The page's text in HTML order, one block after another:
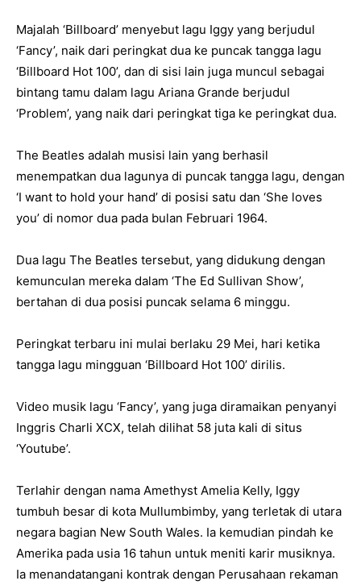
Majalah ‘Billboard’ menyebut lagu Iggy yang berjudul
‘Fancy’, naik dari peringkat dua ke puncak tangga lagu
‘Billboard Hot 100’, dan di sisi lain juga muncul sebagai
bintang tamu dalam lagu Ariana Grande berjudul
‘Problem’, yang naik dari peringkat tiga ke peringkat dua.
The Beatles adalah musisi lain yang berhasil
menempatkan dua lagunya di puncak tangga lagu, dengan
‘I want to hold your hand’ di posisi satu dan ‘She loves
you’ di nomor dua pada bulan Februari 1964.
Dua lagu The Beatles tersebut, yang didukung dengan
kemunculan mereka dalam ‘The Ed Sullivan Show’,
bertahan di dua posisi puncak selama 6 minggu.
Peringkat terbaru ini mulai berlaku 29 Mei, hari ketika
tangga lagu mingguan ‘Billboard Hot 100’ dirilis.
Video musik lagu ‘Fancy’, yang juga diramaikan penyanyi
Inggris Charli XCX, telah dilihat 58 juta kali di situs
‘Youtube’.
Terlahir dengan nama Amethyst Amelia Kelly, Iggy
tumbuh besar di kota Mullumbimby, yang terletak di utara
negara bagian New South Wales. Ia kemudian pindah ke
Amerika pada usia 16 tahun untuk meniti karir musiknya.
Ia menandatangani kontrak dengan Perusahaan rekaman